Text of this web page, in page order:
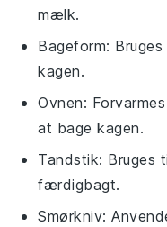
mælk.
Bageform:
kagen.
Ovnen:
at bage kagen.
Tandstik: Bruges
færdigbagt.
Smørkniv: